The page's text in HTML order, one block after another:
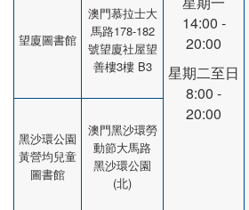
14:00 -
20:00
星期二至日
8:00 -
20:00
望廈圖書館
澳門慕拉士大
馬路178-182
號望廈社屋望
善樓3樓 B3
黑沙環公園
黃營均兒童
圖書館
澳門黑沙環勞
動節大馬路
黑沙環公園
(北)